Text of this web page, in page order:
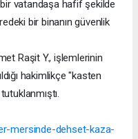
vatandaşa hafif şekilde
bir binanın güvenlik
Raşit Y., işlemlerinin
hakimlikçe "kasten
mersinde-dehset-kaza-